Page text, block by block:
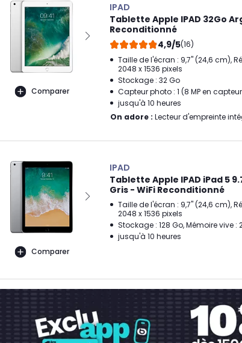
Comparer
IPAD
Tablette Apple IPAD 32Go
Reconditionné
4,9/5(16)
Taille de l'écran : 9,7" (24,6 cm),
2048 x 1536 pixels
Stockage : 32 Go
Capteur photo : 1 (8 MP en
jusqu'à 10 heures
On adore : Lecteur d'empreinte
Comparer
IPAD
Tablette Apple IPAD iPad 5
Gris - WiFi Reconditionné
Taille de l'écran : 9,7" (24,6 cm),
2048 x 1536 pixels
Stockage : 128 Go, Mémoire vive :
jusqu'à 10 heures